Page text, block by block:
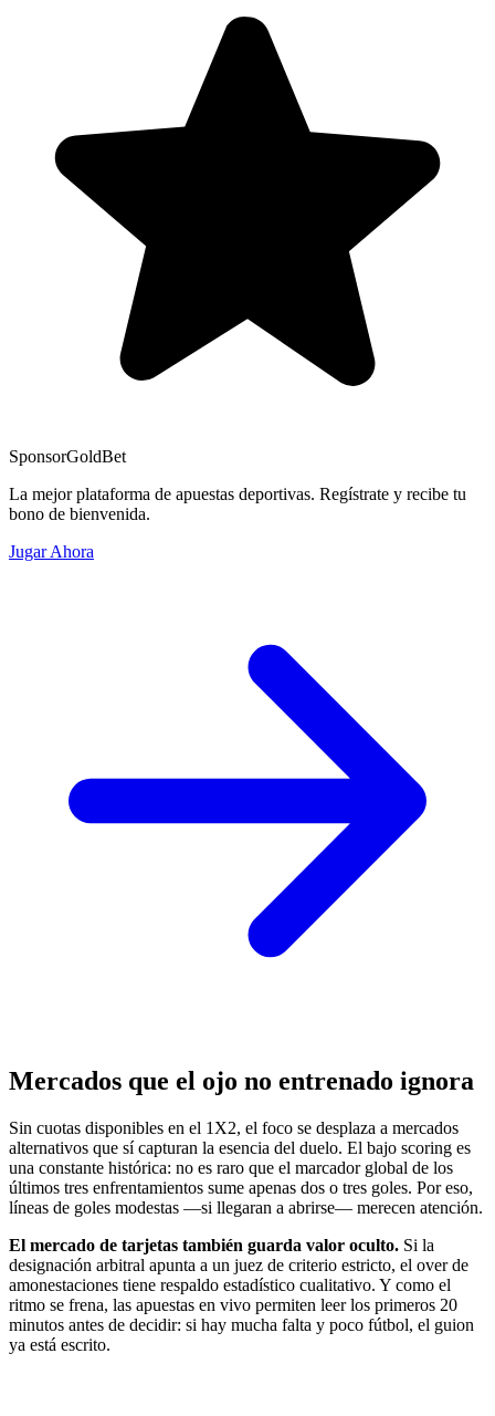
SponsorGoldBet
La mejor plataforma de apuestas deportivas. Regístrate y recibe tu
bono de bienvenida.
Jugar Ahora
Mercados que el ojo no entrenado ignora
Sin cuotas disponibles en el 1X2, el foco se desplaza a mercados
alternativos que sí capturan la esencia del duelo. El bajo scoring es
una constante histórica: no es raro que el marcador global de los
últimos tres enfrentamientos sume apenas dos o tres goles. Por eso,
líneas de goles modestas —si llegaran a abrirse— merecen atención.
El mercado de tarjetas también guarda valor oculto. Si la
designación arbitral apunta a un juez de criterio estricto, el over de
amonestaciones tiene respaldo estadístico cualitativo. Y como el
ritmo se frena, las apuestas en vivo permiten leer los primeros 20
minutos antes de decidir: si hay mucha falta y poco fútbol, el guion
ya está escrito.